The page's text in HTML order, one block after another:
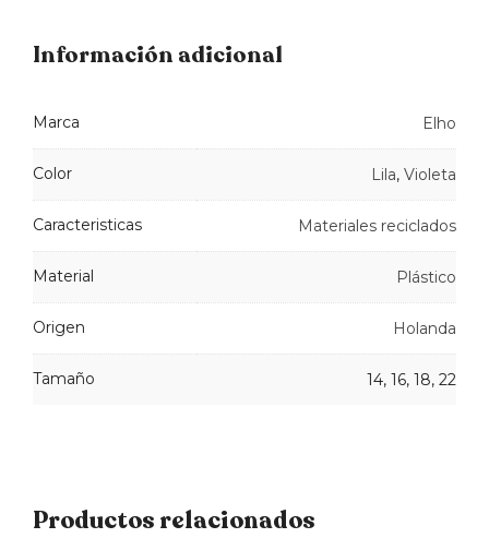
Información adicional
Marca Elho
Color Lila, Violeta
Caracteristicas Materiales reciclados
Material Plástico
Origen Holanda
Tamaño 14, 16, 18, 22
Productos relacionados